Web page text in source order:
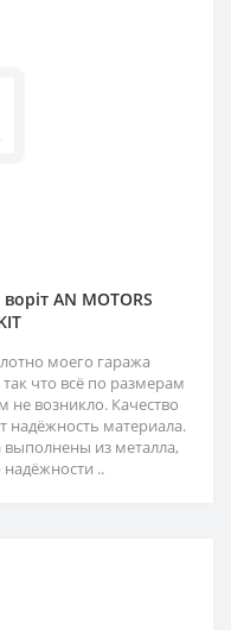
AN MOTORS
моего гаража
что всё по размерам
возникло. Качество
надёжность материала.
из металла,
..